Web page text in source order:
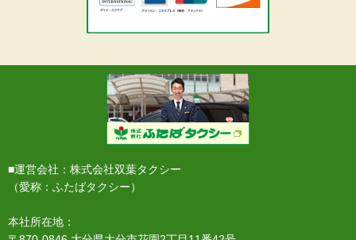
■運営会社：株式会社双葉タクシー
（愛称：ふたばタクシー）
本社所在地：